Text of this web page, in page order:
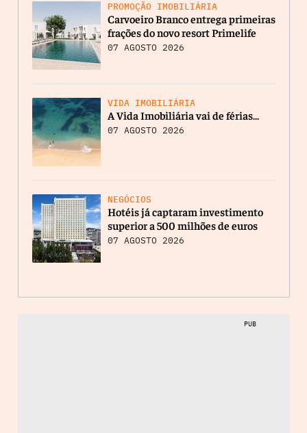
PROMOÇÃO IMOBILIÁRIA
Carvoeiro Branco entrega primeiras
frações do novo resort Primelife
07 AGOSTO 2026
VIDA IMOBILIÁRIA
A Vida Imobiliária vai de férias…
07 AGOSTO 2026
NEGÓCIOS
Hotéis já captaram investimento
superior a 500 milhões de euros
07 AGOSTO 2026
PUB